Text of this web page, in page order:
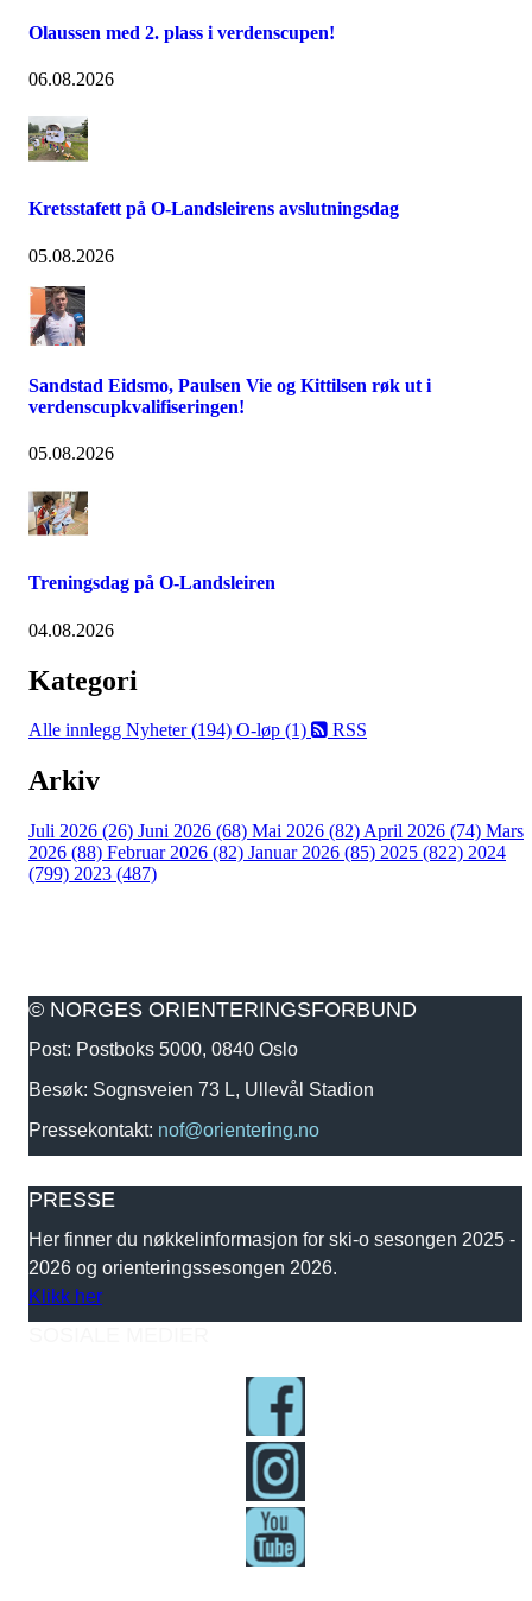
Olaussen med 2. plass i verdenscupen!
06.08.2026
Kretsstafett på O-Landsleirens avslutningsdag
05.08.2026
Sandstad Eidsmo, Paulsen Vie og Kittilsen røk ut i
verdenscupkvalifiseringen!
05.08.2026
Treningsdag på O-Landsleiren
04.08.2026
Kategori
Alle innlegg Nyheter (194) O-løp (1) RSS
Arkiv
Juli 2026 (26) Juni 2026 (68) Mai 2026 (82) April 2026 (74) Mars
2026 (88) Februar 2026 (82) Januar 2026 (85) 2025 (822) 2024
(799) 2023 (487)
© NORGES ORIENTERINGSFORBUND
Post: Postboks 5000, 0840 Oslo
Besøk: Sognsveien 73 L, Ullevål Stadion
Pressekontakt: nof@orientering.no
PRESSE
Her finner du nøkkelinformasjon for ski-o sesongen 2025 -
2026 og orienteringssesongen 2026.
Klikk her